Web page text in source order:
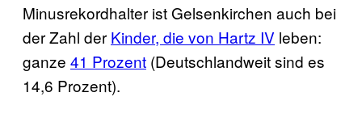
Minusrekordhalter ist Gelsenkirchen auch bei
der Zahl der Kinder, die von Hartz IV leben:
ganze 41 Prozent (Deutschlandweit sind es
14,6 Prozent).